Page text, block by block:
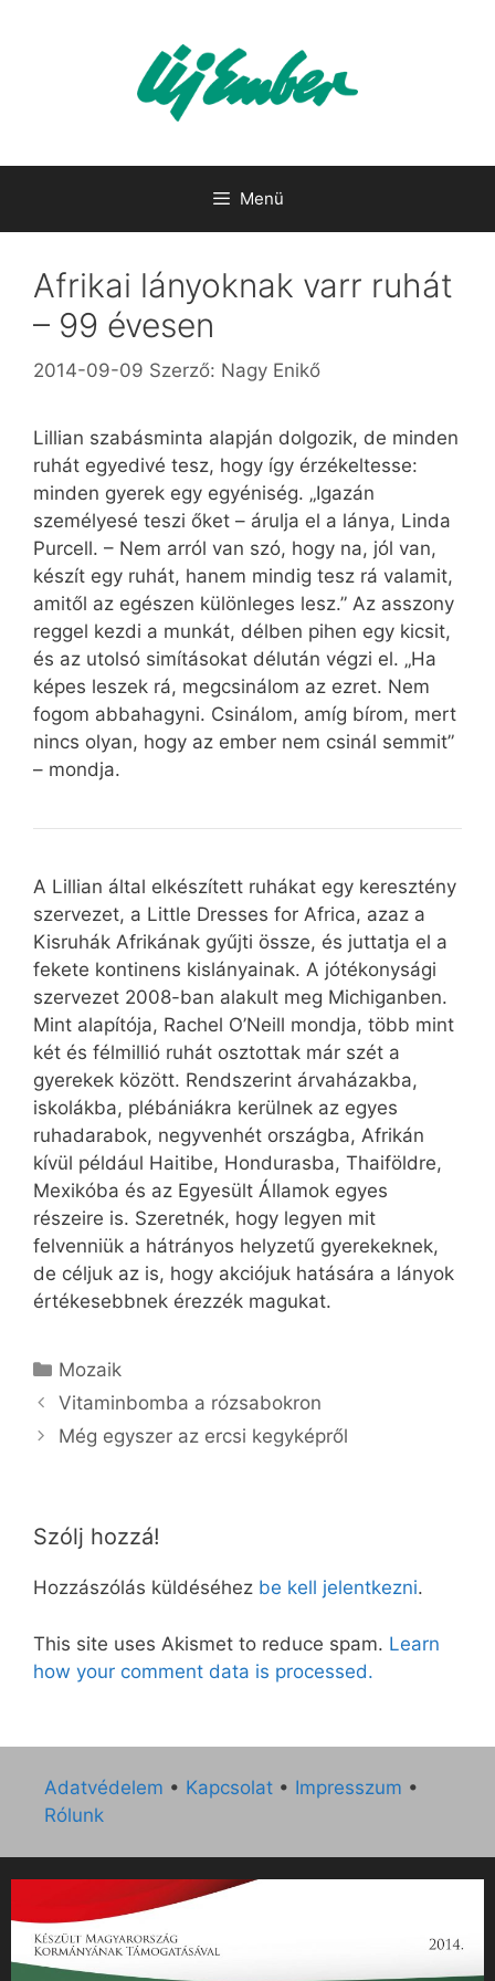
Menü
Afrikai lányoknak varr ruhát
– 99 évesen
2014-09-09 Szerző: Nagy Enikő
Lillian szabásminta alapján dolgozik, de minden
ruhát egyedivé tesz, hogy így érzékeltesse:
minden gyerek egy egyéniség. „Igazán
személyesé teszi őket – árulja el a lánya, Linda
Purcell. – Nem arról van szó, hogy na, jól van,
készít egy ruhát, hanem mindig tesz rá valamit,
amitől az egészen különleges lesz.” Az asszony
reggel kezdi a munkát, délben pihen egy kicsit,
és az utolsó simításokat délután végzi el. „Ha
képes leszek rá, megcsinálom az ezret. Nem
fogom abbahagyni. Csinálom, amíg bírom, mert
nincs olyan, hogy az ember nem csinál semmit”
– mondja.
A Lillian által elkészített ruhákat egy keresztény
szervezet, a Little Dresses for Africa, azaz a
Kisruhák Afrikának gyűjti össze, és juttatja el a
fekete kontinens kislányainak. A jótékonysági
szervezet 2008-ban alakult meg Michiganben.
Mint alapítója, Rachel O’Neill mondja, több mint
két és félmillió ruhát osztottak már szét a
gyerekek között. Rendszerint árvaházakba,
iskolákba, plébániákra kerülnek az egyes
ruhadarabok, negyvenhét országba, Afrikán
kívül például Haitibe, Hondurasba, Thaiföldre,
Mexikóba és az Egyesült Államok egyes
részeire is. Szeretnék, hogy legyen mit
felvenniük a hátrányos helyzetű gyerekeknek,
de céljuk az is, hogy akciójuk hatására a lányok
értékesebbnek érezzék magukat.
Kategória
Mozaik
Vitaminbomba a rózsabokron
Még egyszer az ercsi kegyképről
Szólj hozzá!
Hozzászólás küldéséhez be kell jelentkezni.
This site uses Akismet to reduce spam. Learn
how your comment data is processed.
Adatvédelem • Kapcsolat • Impresszum •
Rólunk